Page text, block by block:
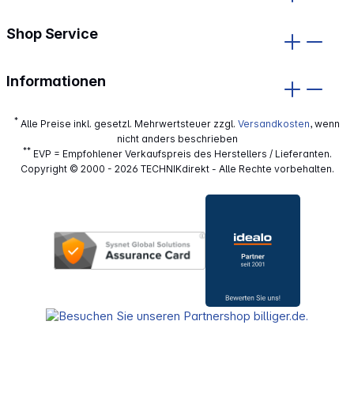
Shop Service
Informationen
* Alle Preise inkl. gesetzl. Mehrwertsteuer zzgl. Versandkosten, wenn
nicht anders beschrieben
**EVP = Empfohlener Verkaufspreis des Herstellers / Lieferanten.
Copyright © 2000 - 2026 TECHNIKdirekt - Alle Rechte vorbehalten.